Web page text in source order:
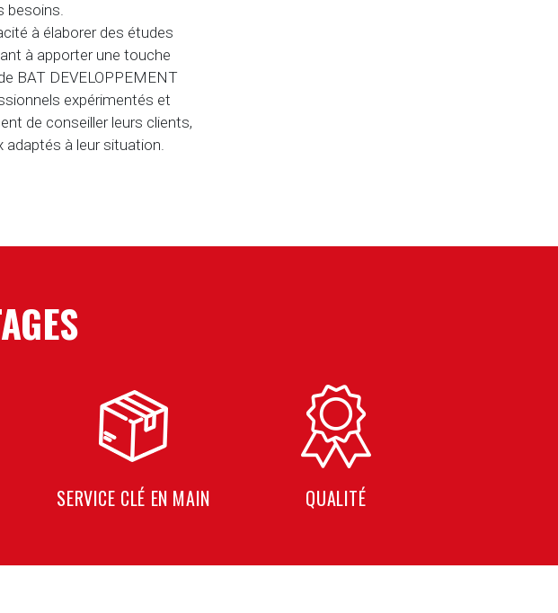
besoins.
à élaborer des études
à apporter une touche
BAT DEVELOPPEMENT
expérimentés et
de conseiller leurs clients,
adaptés à leur situation.
SERVICE CLÉ EN MAIN QUALITÉ